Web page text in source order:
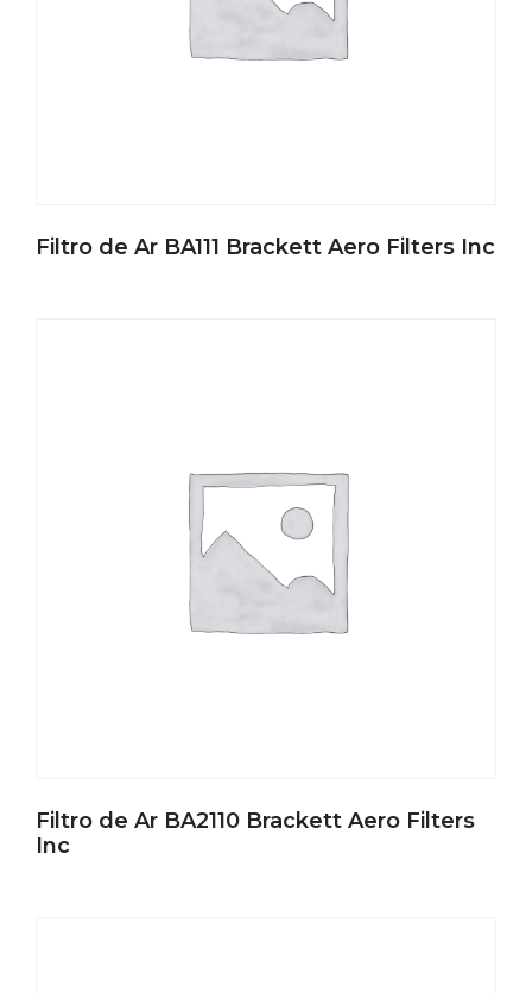
Filtro de Ar BA111 Brackett Aero Filters Inc
Filtro de Ar BA2110 Brackett Aero Filters
Inc